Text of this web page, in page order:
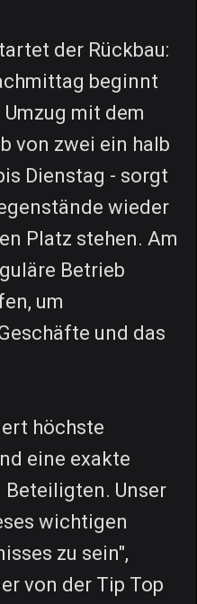
der Rückbau:
beginnt
mit dem
von zwei ein halb
Dienstag - sorgt
wieder
Platz stehen. Am
Betrieb
um
und das
höchste
eine exakte
Unser
wichtigen
zu sein",
von der Tip Top